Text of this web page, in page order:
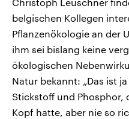
Christoph Leuschner
belgischen Kollegen
Pflanzenökologie an der
ihm sei bislang keine
ökologischen
Natur bekannt: „Das ist
Stickstoff und Phosphor,
Kopf hatte, aber nie so